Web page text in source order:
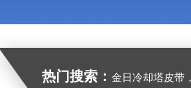
热门搜索： 金日冷却塔皮带，进口三角